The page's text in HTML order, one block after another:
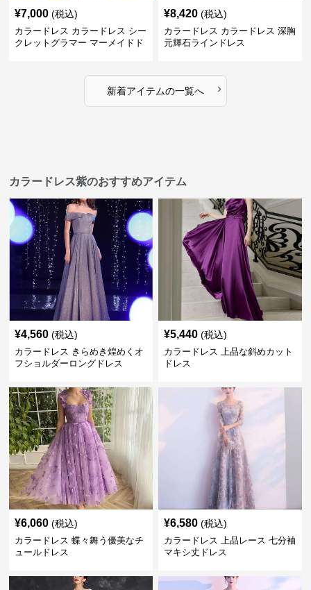
¥7,000 (税込)
カラードレス カラードレス シー
クレットグラマー マーメイドド
¥8,420 (税込)
カラードレス カラードレス 深胸
元輝石ラインドレス
新着アイテムの一覧へ ›
カラードレス紫のおすすめアイテム
¥4,560 (税込)
カラードレス きらめき煌めくオ
フショルダーロングドレス
¥5,440 (税込)
カラードレス 上品な斜めカット
ドレス
¥6,060 (税込)
カラードレス 蝶々舞う優美なチ
ュールドレス
¥6,580 (税込)
カラードレス 上品レース 七分袖
マキシ丈ドレス